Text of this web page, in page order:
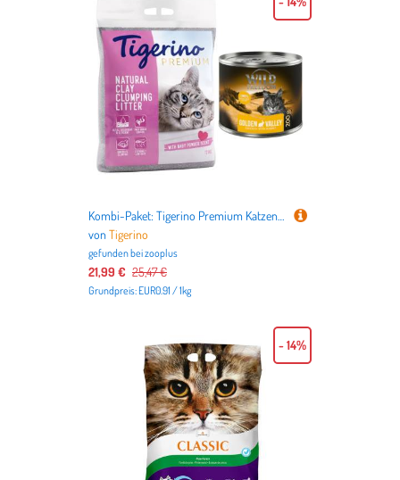
Kombi-Paket: Tigerino Premium Katzenstreu 2 x 12 kg + Wild Freedom Trocken- & Nassfutter - Babypuderduft + Golden Valley - Kaninchen & Huhn - 200 g Nassfutter
vonTigerino
gefunden beizooplus
21,99 € 25,47 €
Grundpreis: EUR0.91 / 1kg
- 14%